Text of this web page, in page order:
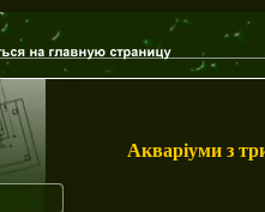
Акваріуми з